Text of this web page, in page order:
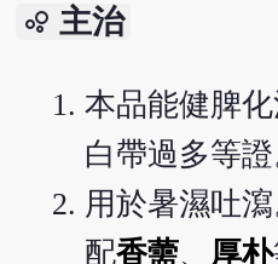
bubble_chart 主治
本品能健脾
白帶過多等
用於暑濕吐
配香薷、 厚朴